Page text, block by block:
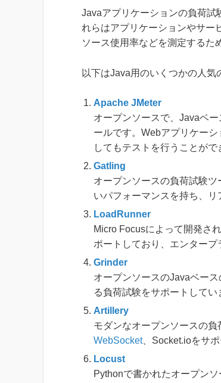
Javaアプリケーションの負荷試
れらはアプリケーションやサー
ソース使用率などを測定するた
以下はJava用のいくつかの人気
Apache JMeter
オープンソースで、Javaベ
ールです。Webアプリケー
してもテストを行うことがで
Gatling
オープンソースの負荷試験
いパフォーマンスを持ち、リ
LoadRunner
Micro Focusによって開発さ
ポートしており、エンタープ
Grinder
オープンソースのJavaベー
る負荷試験をサポートしてい
Artillery
モダンなオープンソースの
WebSocket、Socket.ioをサ
Locust
Pythonで書かれたオープン